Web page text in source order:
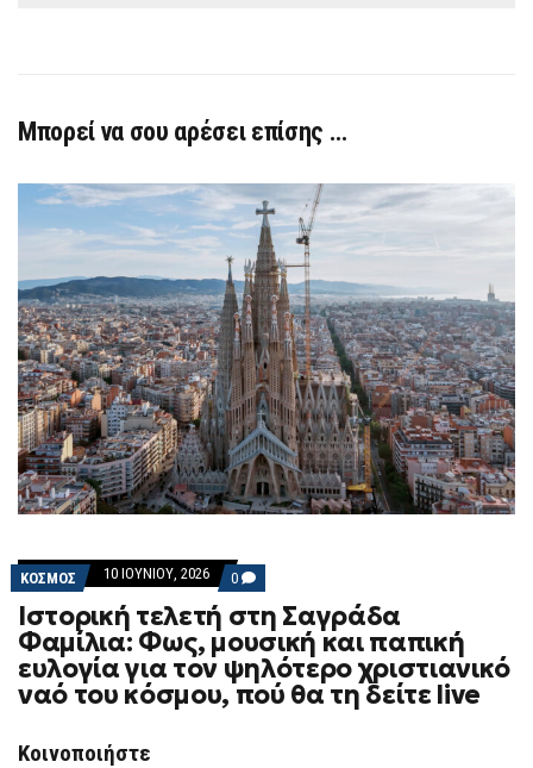
Μπορεί να σου αρέσει επίσης …
ΚΟΣΜΟΣ 10 ΙΟΥΝΊΟΥ, 2026 0 COMMENTS
ON
IΣΤΟΡΙΚΉ
ΤΕΛΕΤΉ
ΣΤΗ
ΣΑΓΡΆΔΑ
ΦΑΜΊΛΙΑ:
ΦΩΣ,
Iστορική τελετή στη Σαγράδα
Φαμίλια: Φως, μουσική και παπική
ευλογία για τον ψηλότερο χριστιανικό
ναό του κόσμου, πού θα τη δείτε live
Κοινοποιήστε